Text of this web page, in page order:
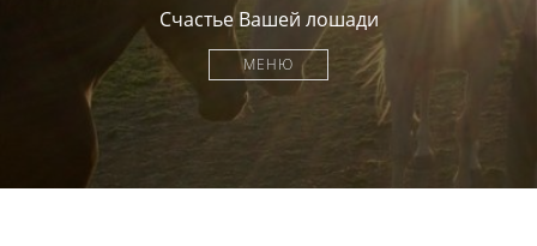
Счастье Вашей лошади
МЕНЮ